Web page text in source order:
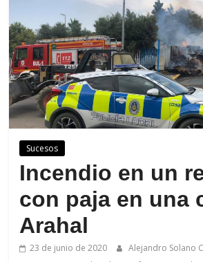
Sucesos
Incendio en un
con paja en una
Arahal
23 de junio de 2020 Alejandro Solano